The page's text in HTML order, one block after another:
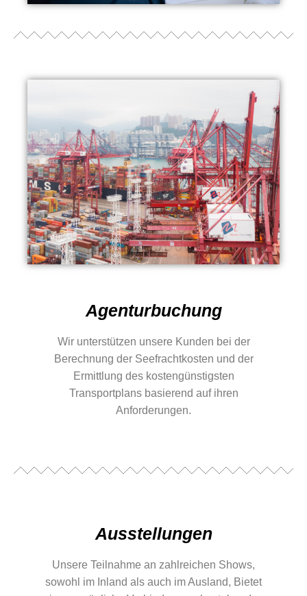
Agenturbuchung
Wir unterstützen unsere Kunden bei der
Berechnung der Seefrachtkosten und der
Ermittlung des kostengünstigsten
Transportplans basierend auf ihren
Anforderungen.
Ausstellungen
Unsere Teilnahme an zahlreichen Shows,
sowohl im Inland als auch im Ausland, Bietet